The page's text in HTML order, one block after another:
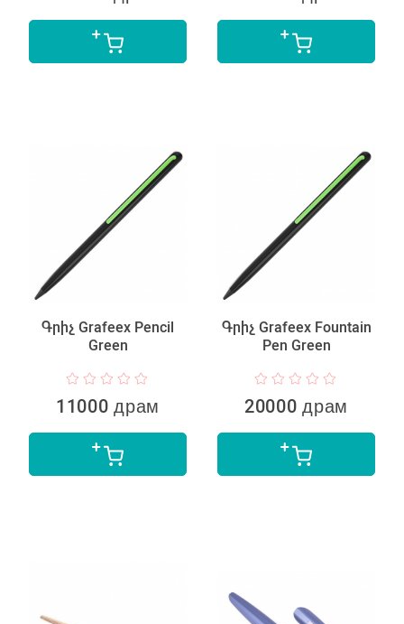
Գրիչ Grafeex Pencil
Green
11000 драм
Գրիչ Grafeex Fountain
Pen Green
20000 драм